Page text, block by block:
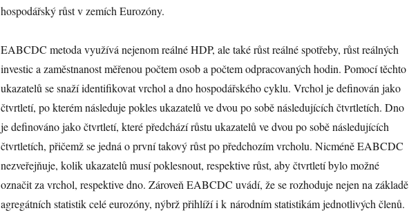
hospodářský růst v zemích Eurozóny.
EABCDC metoda využívá nejenom reálné HDP, ale také růst reálné spotřeby, růst reálných
investic a zaměstnanost měřenou počtem osob a počtem odpracovaných hodin. Pomocí těchto
ukazatelů se snaží identifikovat vrchol a dno hospodářského cyklu. Vrchol je definován jako
čtvrtletí, po kterém následuje pokles ukazatelů ve dvou po sobě následujících čtvrtletích. Dno
je definováno jako čtvrtletí, které předchází růstu ukazatelů ve dvou po sobě následujících
čtvrtletích, přičemž se jedná o první takový růst po předchozím vrcholu. Nicméně EABCDC
nezveřejňuje, kolik ukazatelů musí poklesnout, respektive růst, aby čtvrtletí bylo možné
označit za vrchol, respektive dno. Zároveň EABCDC uvádí, že se rozhoduje nejen na základě
agregátních statistik celé eurozóny, nýbrž přihlíží i k národním statistikám jednotlivých členů.